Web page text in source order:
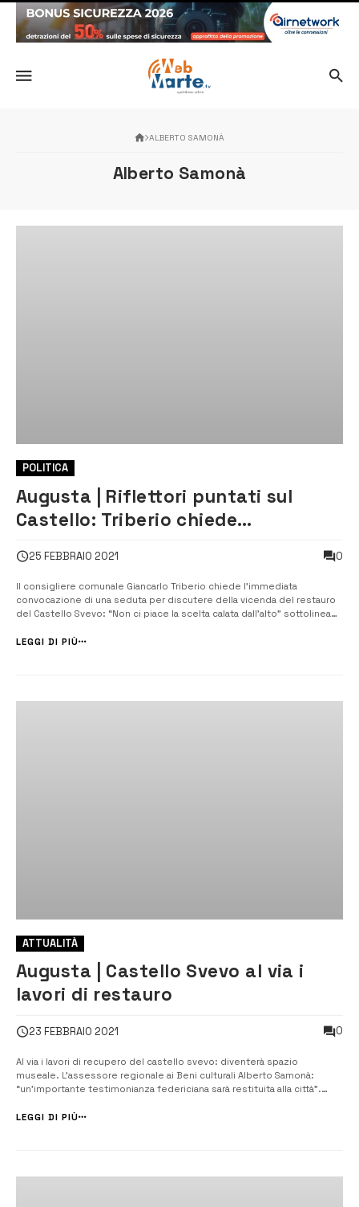
ALBERTO SAMONÀ
Alberto Samonà
POLITICA
Augusta | Riflettori puntati sul
Castello: Triberio chiede
Consiglio
25 FEBBRAIO 2021 0
Il consigliere comunale Giancarlo Triberio chiede l’immediata
convocazione di una seduta per discutere della vicenda del restauro
del Castello Svevo: “Non ci piace la scelta calata dall’alto” sottolinea
convocazione della seduta&#822...
LEGGI DI PIÙ
ATTUALITÀ
Augusta | Castello Svevo al via i
lavori di restauro
23 FEBBRAIO 2021 0
Al via i lavori di recupero del castello svevo: diventerà spazio
museale. L’assessore regionale ai Beni culturali Alberto Samonà:
“un’importante testimonianza federiciana sarà restituita alla città”.
Prenderanno il via a breve i lavori di ristrutturazione ...
LEGGI DI PIÙ